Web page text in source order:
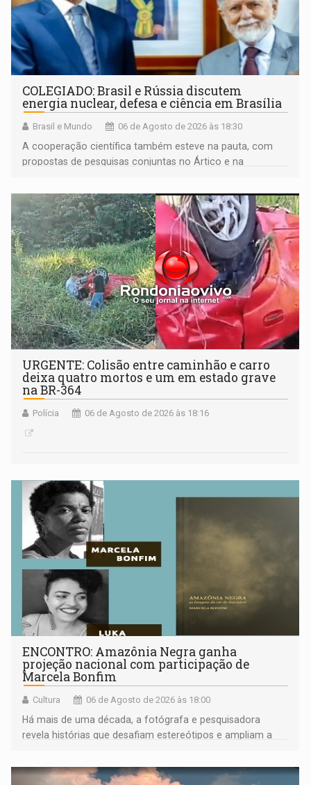
COLEGIADO: Brasil e Rússia discutem
energia nuclear, defesa e ciência em Brasília
Brasil e Mundo 06 de Agosto de 2026 às 18:30
A cooperação científica também esteve na pauta, com
propostas de pesquisas conjuntas no Ártico e na
URGENTE: Colisão entre caminhão e carro
deixa quatro mortos e um em estado grave
na BR-364
Polícia 06 de Agosto de 2026 às 18:16
ENCONTRO: Amazônia Negra ganha
projeção nacional com participação de
Marcela Bonfim
Cultura 06 de Agosto de 2026 às 18:00
Há mais de uma década, a fotógrafa e pesquisadora
revela histórias que desafiam estereótipos e ampliam a
negras